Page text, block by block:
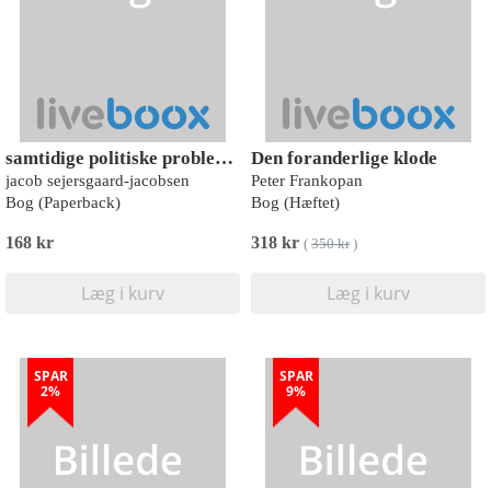
samtidige politiske problemstillinger
jacob sejersgaard-jacobsen
Bog (Paperback)
168 kr
Læg i kurv
Den foranderlige klode
Peter Frankopan
Bog (Hæftet)
318 kr ( 350 kr)
Læg i kurv
SPAR
2%
SPAR
9%